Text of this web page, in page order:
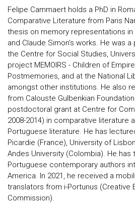
Felipe Cammaert holds a PhD in
Comparative Literature from Paris
thesis on memory representations in
and Claude Simon’s works. He was
the Centre for Social Studies,
project MEMOIRS - Children of
Postmemories, and at the National
amongst other institutions. He also
from Calouste Gulbenkian
postdoctoral grant at Centre for
2008-2014) in comparative literature
Portuguese literature. He has
Picardie (France), University of
Andes University (Colombia). He has
Portuguese contemporary authors
America. In 2021, he received a
translators from i-Portunus (Creative
Commission).